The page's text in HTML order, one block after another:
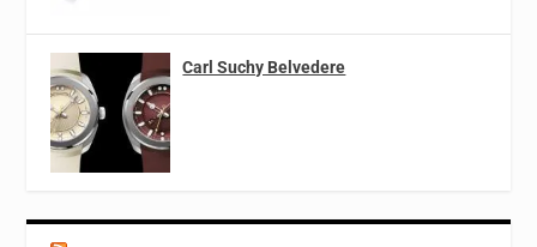
Carl Suchy Belvedere